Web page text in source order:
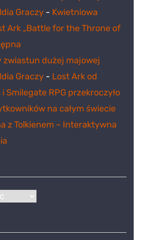
Graczy - Kwietniowa
Ark „Battle for the Throne of
zwiastun dużej majowej
Graczy - Lost Ark od
Smilegate RPG przekroczyło
na całym świecie
z Tolkienem – Interaktywna